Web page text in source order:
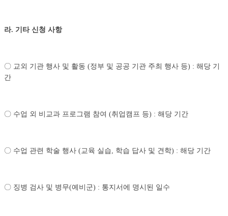
라. 기타 신청 사항
〇 교외 기관 행사 및 활동 (정부 및 공공 기관 주최 행사 등) : 해당 기
간
〇 수업 외 비교과 프로그램 참여 (취업캠프 등) : 해당 기간
〇 수업 관련 학술 행사 (교육 실습, 학습 답사 및 견학) : 해당 기간
〇 징병 검사 및 병무(예비군) : 통지서에 명시된 일수